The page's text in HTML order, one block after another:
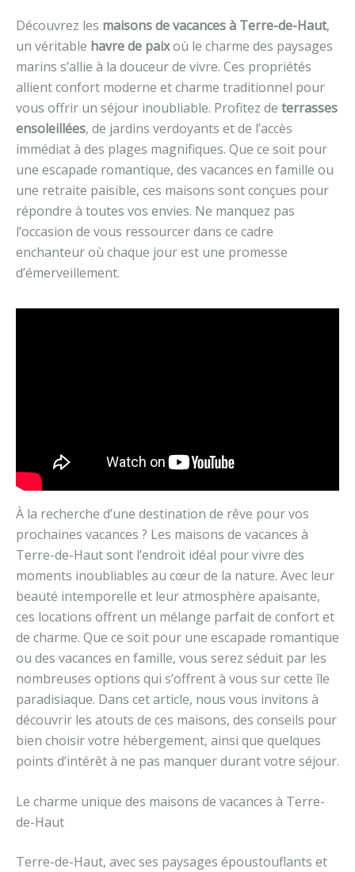
Découvrez les maisons de vacances à Terre-de-Haut,
un véritable havre de paixoù le charme des paysages
marins s’allie à la douceur de vivre. Ces propriétés
allient confort moderne et charme traditionnel pour
vous offrir un séjour inoubliable. Profitez de terrasses
ensoleillées, de jardins verdoyants et de l’accès
immédiat à des plages magnifiques. Que ce soit pour
une escapade romantique, des vacances en famille ou
une retraite paisible, ces maisons sont conçues pour
répondre à toutes vos envies. Ne manquez pas
l’occasion de vous ressourcer dans ce cadre
enchanteur où chaque jour est une promesse
d’émerveillement.
À la recherche d’une destination de rêve pour vos
prochaines vacances ? Les maisons de vacances à
Terre-de-Haut sont l’endroit idéal pour vivre des
moments inoubliables au cœur de la nature. Avec leur
beauté intemporelle et leur atmosphère apaisante,
ces locations offrent un mélange parfait de confort et
de charme. Que ce soit pour une escapade romantique
ou des vacances en famille, vous serez séduit par les
nombreuses options qui s’offrent à vous sur cette île
paradisiaque. Dans cet article, nous vous invitons à
découvrir les atouts de ces maisons, des conseils pour
bien choisir votre hébergement, ainsi que quelques
points d’intérêt à ne pas manquer durant votre séjour.
Le charme unique des maisons de vacances à Terre-
de-Haut
Terre-de-Haut, avec ses paysages époustouflants et